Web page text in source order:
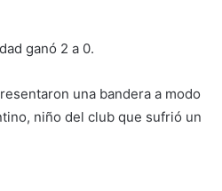
ganó 2 a 0.
una bandera a modo
niño del club que sufrió un